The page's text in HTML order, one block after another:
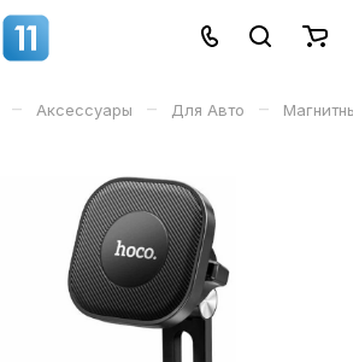
– Аксессуары – Для Авто –